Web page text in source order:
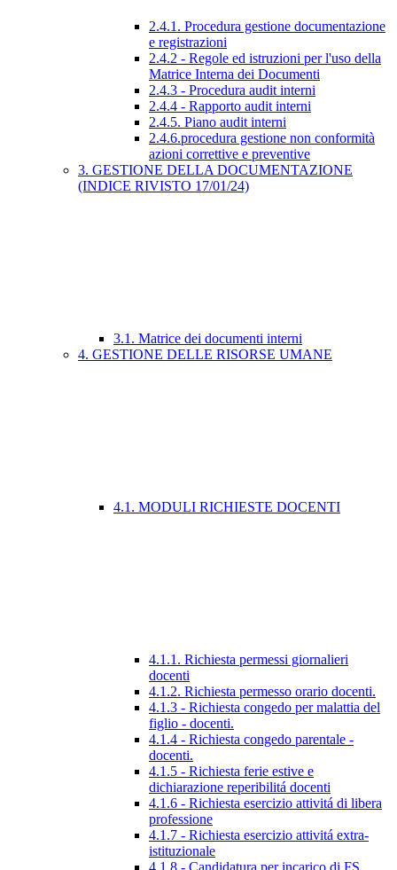
2.4.1. Procedura gestione documentazione
e registrazioni
2.4.2 - Regole ed istruzioni per l'uso della
Matrice Interna dei Documenti
2.4.3 - Procedura audit interni
2.4.4 - Rapporto audit interni
2.4.5. Piano audit interni
2.4.6.procedura gestione non conformità
azioni correttive e preventive
3. GESTIONE DELLA DOCUMENTAZIONE
(INDICE RIVISTO 17/01/24)
3.1. Matrice dei documenti interni
4. GESTIONE DELLE RISORSE UMANE
4.1. MODULI RICHIESTE DOCENTI
4.1.1. Richiesta permessi giornalieri
docenti
4.1.2. Richiesta permesso orario docenti.
4.1.3 - Richiesta congedo per malattia del
figlio - docenti.
4.1.4 - Richiesta congedo parentale -
docenti.
4.1.5 - Richiesta ferie estive e
dichiarazione reperibilitá docenti
4.1.6 - Richiesta esercizio attivitá di libera
professione
4.1.7 - Richiesta esercizio attivitá extra-
istituzionale